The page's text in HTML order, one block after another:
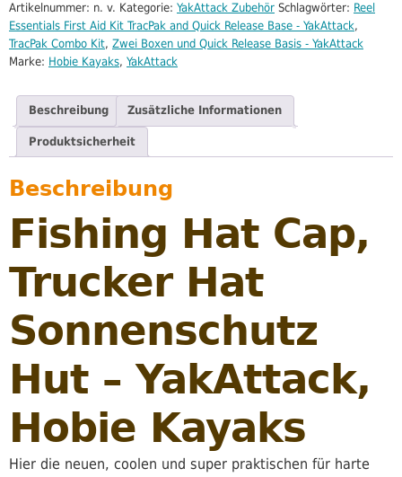
Artikelnummer: n. v. Kategorie: YakAttack Zubehör Schlagwörter: Reel
Essentials First Aid Kit TracPak and Quick Release Base - YakAttack,
TracPak Combo Kit, Zwei Boxen und Quick Release Basis - YakAttack
Marke: Hobie Kayaks, YakAttack
Beschreibung Zusätzliche Informationen
Produktsicherheit
Beschreibung
Fishing Hat Cap,
Trucker Hat
Sonnenschutz
Hut – YakAttack,
Hobie Kayaks
Hier die neuen, coolen und super praktischen für harte